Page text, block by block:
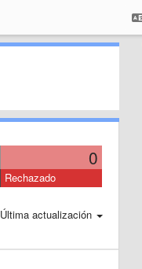
0
Rechazado
Última actualización